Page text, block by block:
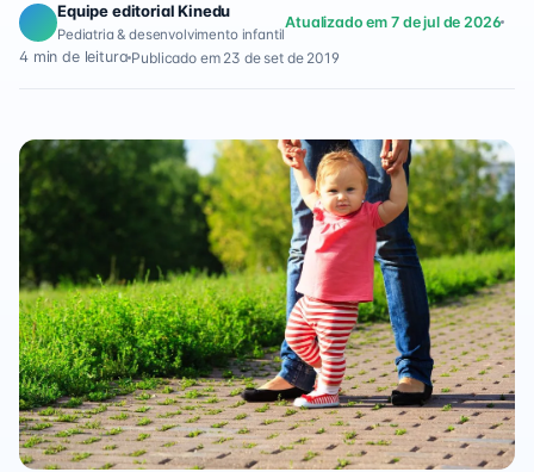
Equipe editorial Kinedu
Pediatria & desenvolvimento infantil
Atualizado em 7 de jul de 2026
4 min de leitura Publicado em 23 de set de 2019